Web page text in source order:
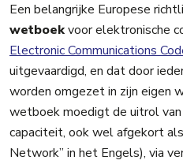
Een belangrijke Europese
wetboekvoor elektronische
Electronic Communications
uitgevaardigd, en dat door
worden omgezet in zijn eigen
wetboek moedigt de uitrol
capaciteit, ook wel afgekort als
Network” in het Engels), via